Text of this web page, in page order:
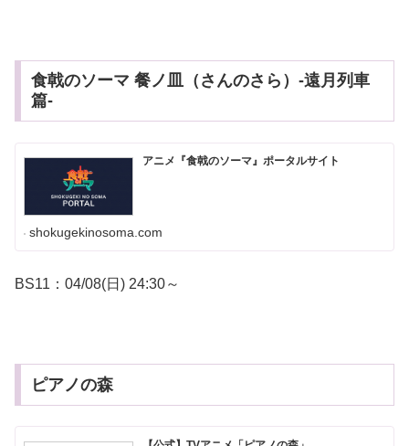
食戟のソーマ 餐ノ皿（さんのさら）-遠月列車
篇-
アニメ『食戟のソーマ』ポータルサイト
shokugekinosoma.com
BS11：04/08(日) 24:30～
ピアノの森